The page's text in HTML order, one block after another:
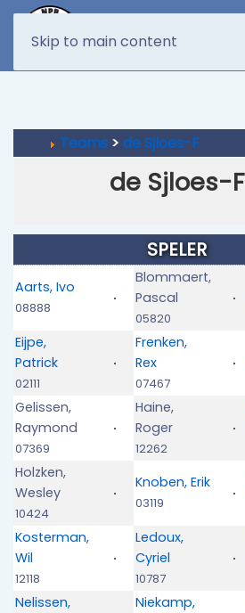
Skip to main content
Teams > de Sjloes-F
de Sjloes-F
SPELER
Aarts, Ivo
08888
Blommaert,
Pascal
05820
Eijpe,
Patrick
02111
Frenken,
Rex
07467
Gelissen,
Raymond
07369
Haine,
Roger
12262
Holzken,
Wesley
10424
Knoben, Erik
03119
Kosterman,
Wil
12118
Ledoux,
Cyriel
10787
Nelissen,
Niekamp,